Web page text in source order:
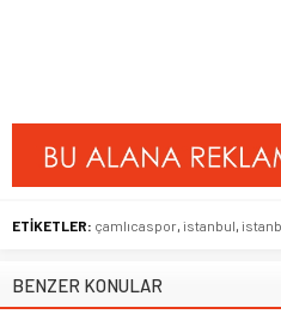
ETİKETLER: çamlıcaspor istanbul
BENZER KONULAR